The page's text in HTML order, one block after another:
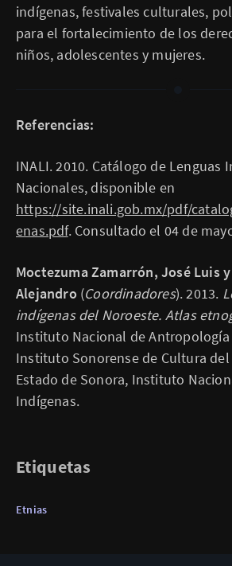
indígenas, festivales culturales,
para el fortalecimiento de los
niños, adolescentes y mujeres.
Referencias:
INALI. 2010. Catálogo de Lenguas
Nacionales, disponible en
https://site.inali.gob.mx/pdf/
enas.pdf. Consultado el 04 de
Moctezuma Zamarrón, José Luis
Alejandro (Coordinadores). 2013.
indígenas del Noroeste. Atlas
Instituto Nacional de Antropología
Instituto Sonorense de Cultura
Estado de Sonora, Instituto
Indígenas.
Etiquetas
Etnias